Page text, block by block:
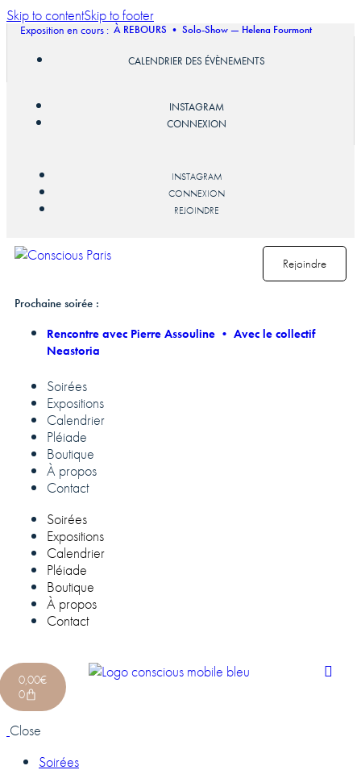
Skip to contentSkip to footer
Exposition en cours : À REBOURS • Solo-Show — Helena Fourmont
CALENDRIER DES ÉVÈNEMENTS
INSTAGRAM
CONNEXION
INSTAGRAM
CONNEXION
REJOINDRE
Prochaine soirée :
Rencontre avec Pierre Assouline • Avec le collectif
Neastoria
Soirées
Expositions
Calendrier
Pléiade
Boutique
À propos
Contact
Soirées
Expositions
Calendrier
Pléiade
Boutique
À propos
Contact
Rejoindre
0,00€
0
Close
Soirées